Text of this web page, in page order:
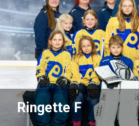
Ringette F
Previous